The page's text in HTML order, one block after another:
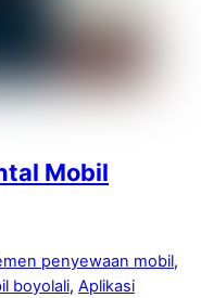
Mobil
penyewaan mobil,
boyolali, Aplikasi